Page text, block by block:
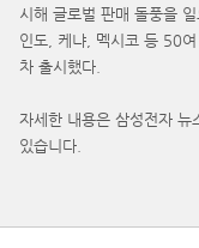
시해 글로벌 판매 돌풍을
인도, 케냐, 멕시코 등 50
차 출시했다.
자세한 내용은 삼성전자 뉴
있습니다.